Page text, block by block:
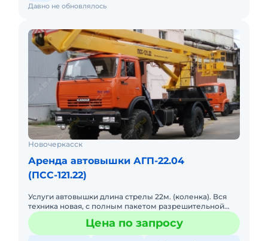
Давно не обновлялось
Новочеркасск
Аренда автовышки АГП-22.04
(ПСС-121.22)
Услуги автовышки длина стрелы 22м. (коленка). Вся
техника новая, с полным пакетом разрешительной
документации. Цены договорные и зависят от объема
Цена по запросу